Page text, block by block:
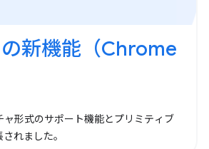
新機能（Chrome
ャ形式のサポート機能とプリミティブ
れました。